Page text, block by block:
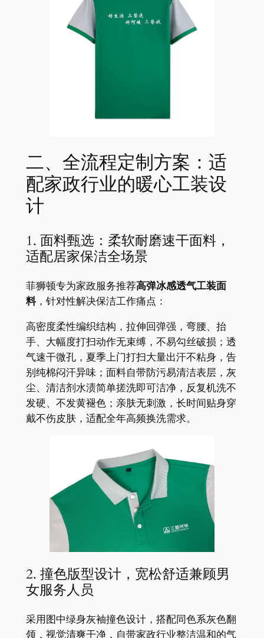
二、全流程定制方案：适
配家政行业的暖心工装设
计
1. 面料甄选：柔软耐磨速干面料，
适配居家保洁全场景
菲狮顿专为家政服务推荐高弹冰感透气工装面
料，针对性解决保洁工作痛点：
高密度柔性编织结构，拉伸回弹强，弯腰、抬
手、大幅度打扫动作无束缚，不易勾丝破损；透
气速干微孔，夏季上门打扫大量出汗不粘身，告
别纯棉闷汗异味；面料自带防污易清洁表层，灰
尘、清洁剂水渍简单搓洗即可洁净，反复机洗不
发硬、不发黄褪色；亲肤无刺激，长时间贴身穿
戴不伤皮肤，适配全年高频换洗需求。
2. 撞色版型设计，宽松舒适兼顾男
女服务人员
采用图中绿身灰袖撞色设计，搭配同色系灰色翻
领，视觉清爽干净，自带家政行业整洁温和的气